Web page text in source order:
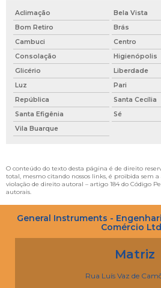
Aclimação
Bela Vista
Bom Retiro
Brás
Cambuci
Centro
Consolação
Higienópolis
Glicério
Liberdade
Luz
Pari
República
Santa Cecília
Santa Efigênia
Sé
Vila Buarque
O conteúdo do texto desta página é de direito
total, mesmo citando nossos links, é proibida sem
violação de direito autoral – artigo 184 do Código
autorais
General Instruments -
Comércio
Matriz
Rua Luís Vaz de